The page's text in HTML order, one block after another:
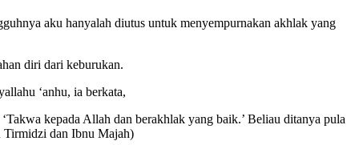
aku hanyalah diutus untuk menyempurnakan akhlak yang
diri dari keburukan.
‘anhu, ia berkata,
kepada Allah dan berakhlak yang baik.’ Beliau ditanya pula
Tirmidzi dan Ibnu Majah)